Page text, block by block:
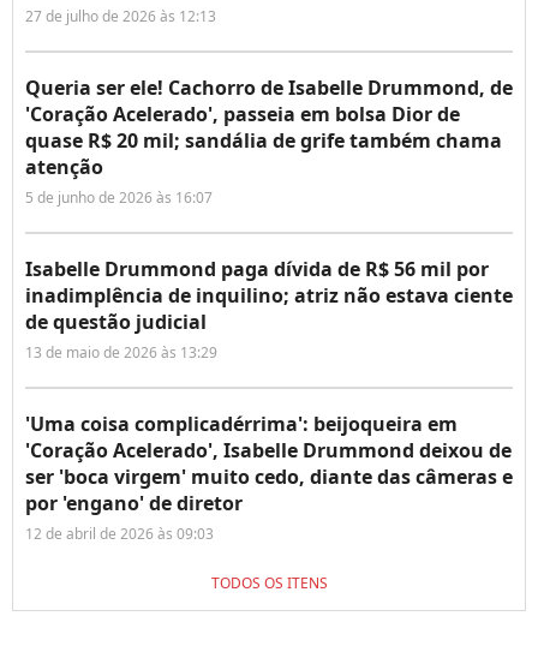
27 de julho de 2026 às 12:13
Queria ser ele! Cachorro de Isabelle Drummond, de
'Coração Acelerado', passeia em bolsa Dior de
quase R$ 20 mil; sandália de grife também chama
atenção
5 de junho de 2026 às 16:07
Isabelle Drummond paga dívida de R$ 56 mil por
inadimplência de inquilino; atriz não estava ciente
de questão judicial
13 de maio de 2026 às 13:29
'Uma coisa complicadérrima': beijoqueira em
'Coração Acelerado', Isabelle Drummond deixou de
ser 'boca virgem' muito cedo, diante das câmeras e
por 'engano' de diretor
12 de abril de 2026 às 09:03
TODOS OS ITENS